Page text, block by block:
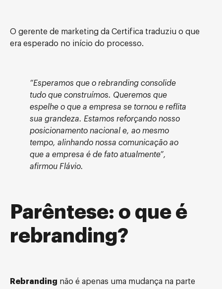
O gerente de marketing da Certifica traduziu o que
era esperado no início do processo.
“Esperamos que o rebranding consolide
tudo que construímos. Queremos que
espelhe o que a empresa se tornou e reflita
sua grandeza. Estamos reforçando nosso
posicionamento nacional e, ao mesmo
tempo, alinhando nossa comunicação ao
que a empresa é de fato atualmente”,
afirmou Flávio.
Parêntese: o que é
rebranding?
Rebranding não é apenas uma mudança na parte